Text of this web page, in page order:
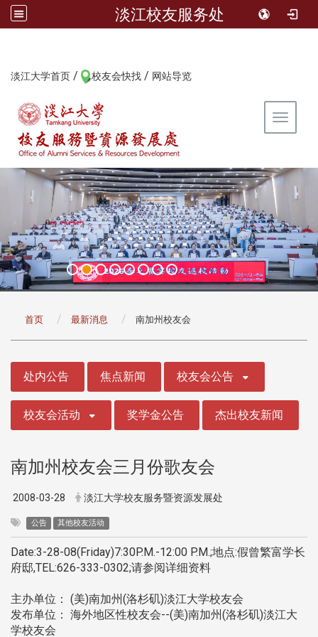
淡江校友服务处
淡江大学首页 / 校友会快找 / 网站导览
Toggle
首页 最新消息 南加州校友会
处内公告 焦点新闻 校友会公告
校友会活动 奖学金公告 杰出校友新闻
南加州校友会三月份歌友会
2008-03-28 淡江大学校友服务暨资源发展处
公告 其他校友活动
Date:3-28-08(Friday)7:30P.M.-12:00 P.M.;地点:假曾繁富学长
府邸,TEL:626-333-0302;请参阅详细资料
主办单位： (美)南加州(洛杉矶)淡江大学校友会
发布单位： 海外地区性校友会--(美)南加州(洛杉矶)淡江大
学校友会